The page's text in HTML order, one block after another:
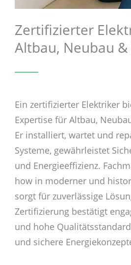
Zertifizierter
Altbau, Neubau
Ein zertifizierter Elektriker
Expertise für Altbau,
Er installiert, wartet und
Systeme, gewährleistet
und Energieeffizienz.
how in moderner und
sorgt für zuverlässige
Zertifizierung bestätigt
und hohe
und sichere